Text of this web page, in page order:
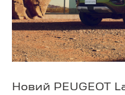
Новий PEUGEOT